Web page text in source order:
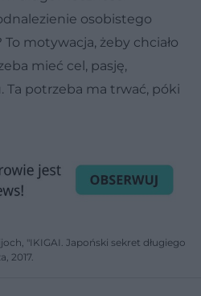
osobistego
motywacja, żeby chciało
mieć cel, pasję,
Ta potrzeba ma trwać, póki
"IKIGAI. Japoński sekret długiego
2017.